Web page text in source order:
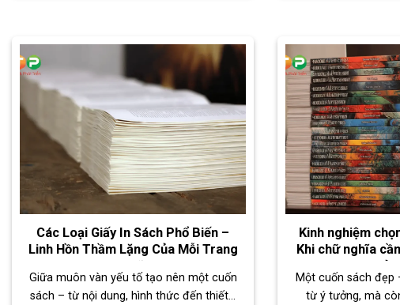
Các Loại Giấy In Sách Phổ Biến –
Linh Hồn Thầm Lặng Của Mỗi Trang
Chữ
Giữa muôn vàn yếu tố tạo nên một cuốn
sách – từ nội dung, hình thức đến thiết...
Kinh nghiệm
Khi chữ nghĩa
gửi
Một cuốn sách đẹp
từ ý tưởng, mà